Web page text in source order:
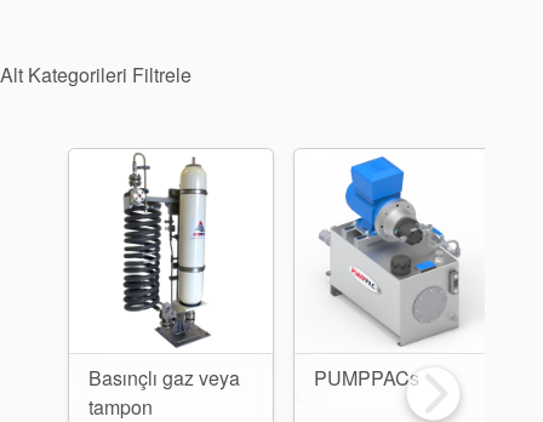
Seal Destek
Alt Kategorileri Filtrele
Basınçlı gaz veya
tampon
PUMPPACs